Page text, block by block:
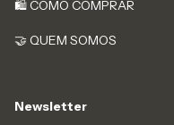
🛍️ COMO COMPRAR
🤝 QUEM SOMOS
Newsletter